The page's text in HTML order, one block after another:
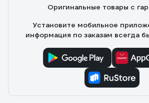
Оригинальные товары с
Установите мобильное
информация по заказам всегда